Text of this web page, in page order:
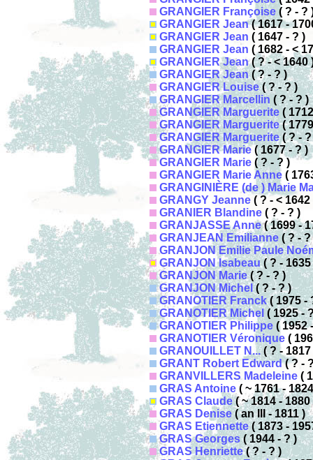
GRANGIER Françoise ( ? - ?
GRANGIER Jean( 1617 -
GRANGIER Jean ( 1647 - ? )
GRANGIER Jean ( 1682 - <
GRANGIER Jean( ? - < 1640
GRANGIER Jean( ? - ? )
GRANGIER Louise( ? - ? )
GRANGIER Marcellin ( ? - ? )
GRANGIER Marguerite (
GRANGIER Marguerite(
GRANGIER Marguerite( ? - ?
GRANGIER Marie ( 1677 - ? )
GRANGIER Marie ( ? - ? )
GRANGIER Marie Anne (
GRANGINIÈRE (de ) Marie
GRANGY Jeanne ( ? - < 1642
GRANIER Blandine ( ? - ? )
GRANJASSE Anne( 1699 -
GRANJEAN Emilianne ( ? - ?
GRANJON Emilie Paule
GRANJON Isabeau( ? - 1635
GRANJON Marie( ? - ? )
GRANJON Michel( ? - ? )
GRANOTIER Franck( 1975 -
GRANOTIER Michel ( 1925 -
GRANOTIER Philippe ( 1952
GRANOTIER Véronique (
GRANOUILLET N...( ? - 1817
GRANT Robert Edward( ? -
GRANVILLERS Madeleine (
GRAS Antoine ( ~ 1761 -
GRAS Claude( ~ 1814 - 1880
GRAS Denise( an III - 1811 )
GRAS Etiennette( 1873 -
GRAS Georges( 1944 - ? )
GRAS Henriette( ? - ? )